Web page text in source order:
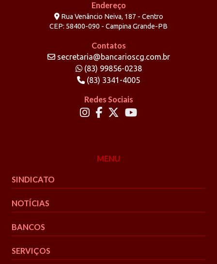
Endereço
Rua Venâncio Neiva, 187 - Centro
CEP: 58400-090 - Campina Grande-PB
Contatos
secretaria@bancarioscg.com.br
(83) 99856-0238
(83) 3341-4005
Redes Sociais
MENU
SINDICATO
NOTÍCIAS
BANCOS
SERVIÇOS